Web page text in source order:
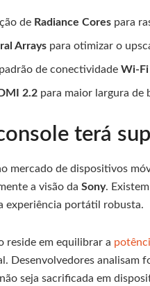
de Radiance Cores para
Arrays para otimizar o
de conectividadeWi-Fi
2.2 para maior largura de
terá
mercado de dispositivos
a visão da Sony.
experiência portátil robusta.
reside em equilibrar a
Desenvolvedores analisam
seja sacrificada em